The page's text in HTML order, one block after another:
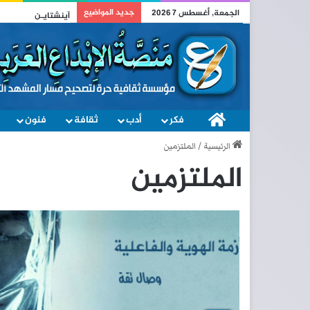
الجمعة, أغسطس 7 2026 جديد المواضيع آينشتايـن
الصفحة الرئيسية
فكر أدب ثقافة فنون
الرئيسية /الملتزمين
الملتزمين